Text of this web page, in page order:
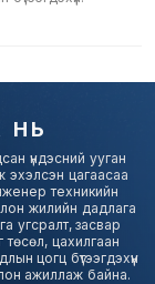
НЬ
үндэсний ууган
эхэлсэн цагаасаа
техникийн
жилийн дадлага
угсралт, засвар
төсөл, цахилгаан
цогц бүтээгдэхүүн
ажиллаж байна.